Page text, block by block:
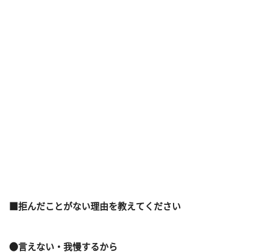
■拒んだことがない理由を教えてください
●言えない・我慢するから